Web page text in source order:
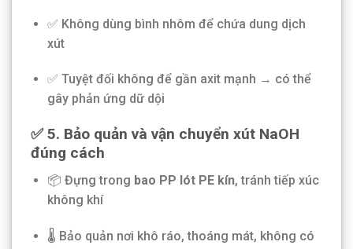
✅ Không dùng bình nhôm để chứa dung dịch
xút
✅ Tuyệt đối không để gần axit mạnh → có thể
gây phản ứng dữ dội
✅ 5. Bảo quản và vận chuyển xút NaOH
đúng cách
📦 Đựng trong bao PP lót PE kín, tránh tiếp xúc
không khí
🌡 Bảo quản nơi khô ráo, thoáng mát, không có